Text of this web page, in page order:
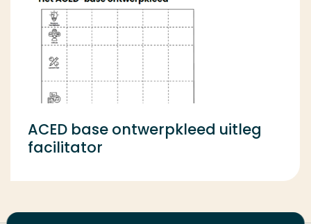
ACED base ontwerpkleed uitleg
facilitator